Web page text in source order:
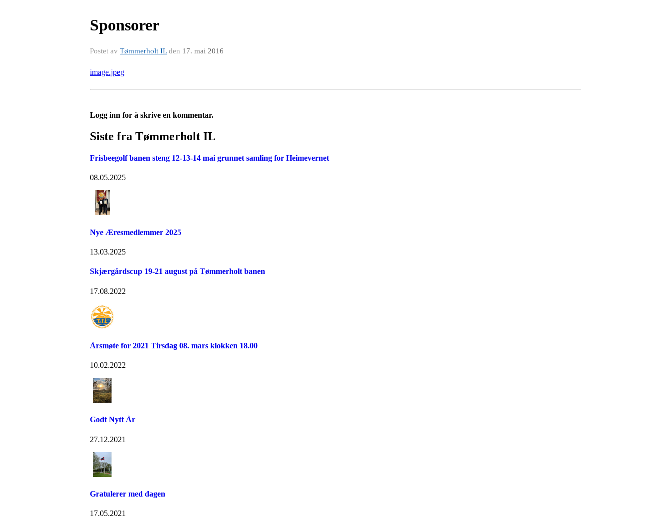
Sponsorer
Postet av Tømmerholt ILden 17. mai 2016
image.jpeg
Logg inn for å skrive en kommentar.
Siste fra Tømmerholt IL
Frisbeegolf banen steng 12-13-14 mai grunnet samling for Heimevernet
08.05.2025
Nye Æresmedlemmer 2025
13.03.2025
Skjærgårdscup 19-21 august på Tømmerholt banen
17.08.2022
Årsmøte for 2021 Tirsdag 08. mars klokken 18.00
10.02.2022
Godt Nytt År
27.12.2021
Gratulerer med dagen
17.05.2021